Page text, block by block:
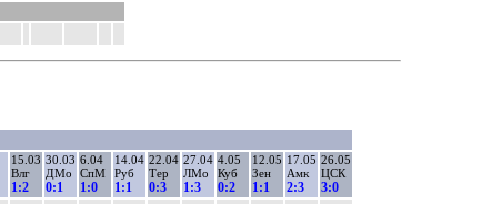
15.03
Влг
1:2
30.03
ДМо
0:1
6.04
СпМ
1:0
14.04
Руб
1:1
22.04
Тер
0:3
27.04
ЛМо
1:3
4.05
Куб
0:2
12.05
Зен
1:1
17.05
Амк
2:3
26.05
ЦСК
3:0